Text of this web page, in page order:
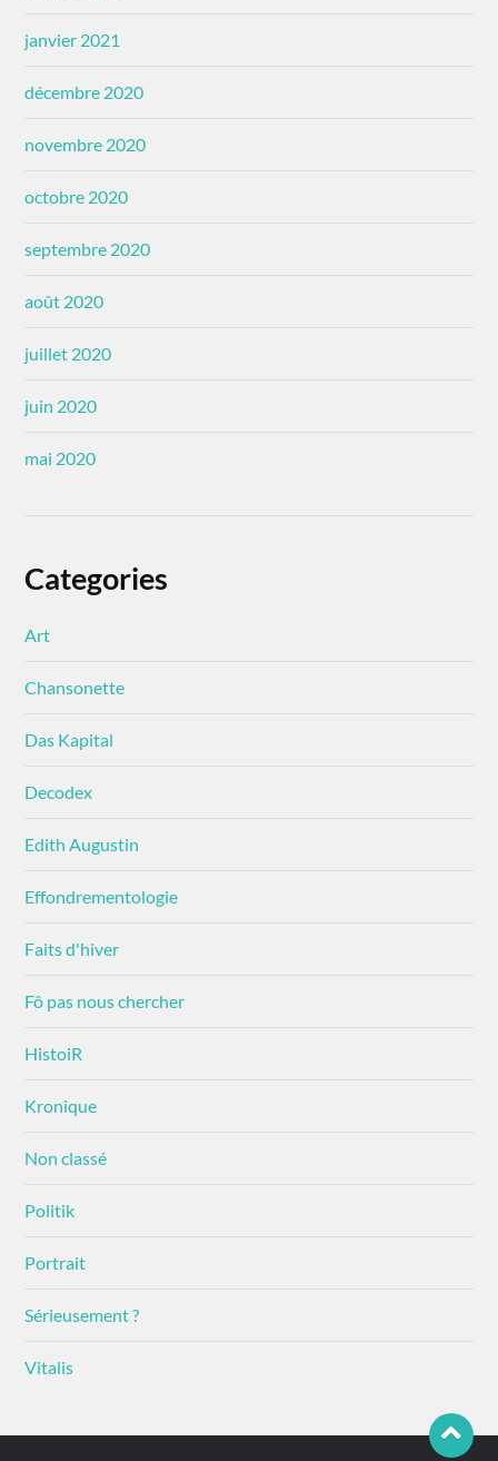
janvier 2021
décembre 2020
novembre 2020
octobre 2020
septembre 2020
août 2020
juillet 2020
juin 2020
mai 2020
Categories
Art
Chansonette
Das Kapital
Decodex
Edith Augustin
Effondrementologie
Faits d'hiver
Fô pas nous chercher
HistoiR
Kronique
Non classé
Politik
Portrait
Sérieusement ?
Vitalis